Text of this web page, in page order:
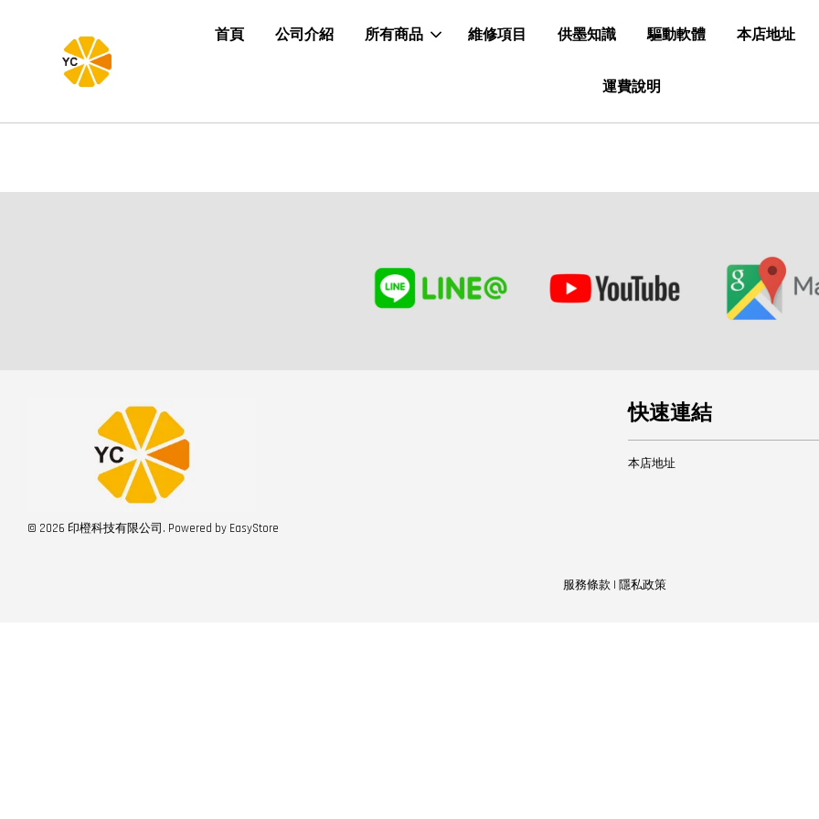
首頁 公司介紹 所有商品 維修項目 供墨知識 驅動軟體 本店地址
運費說明
© 2026 印橙科技有限公司. Powered by EasyStore
快速連結
本店地址
服務條款 | 隱私政策